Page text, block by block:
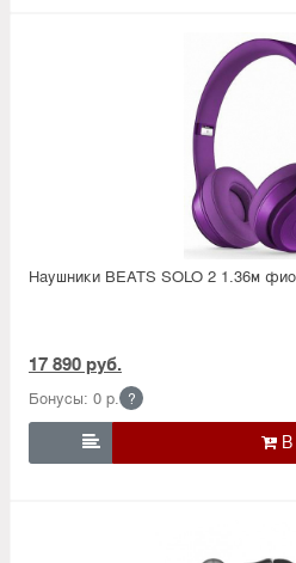
Наушники BEATS SOLO 2 1.36м
17 890 руб.
Бонусы: 0 р. ?
